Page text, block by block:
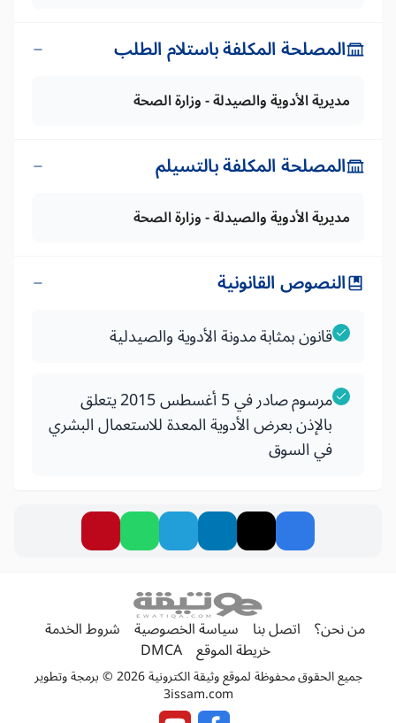
المصلحة المكلفة باستلام الطلب
مديرية الأدوية والصيدلة - وزارة الصحة
المصلحة المكلفة بالتسيلم
مديرية الأدوية والصيدلة - وزارة الصحة
النصوص القانونية
قانون بمثابة مدونة الأدوية والصيدلية
مرسوم صادر في 5 أغسطس 2015 يتعلق
بالإذن بعرض الأدوية المعدة للاستعمال البشري
في السوق
من نحن؟ اتصل بنا سياسة الخصوصية شروط الخدمة
خريطة الموقع DMCA
جميع الحقوق محفوظة لموقع وثيقة الكترونية 2026 © برمجة وتطوير
3issam.com